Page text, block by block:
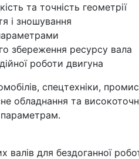
та точність геометрії
і зношування
збереження ресурсу вала
роботи двигуна
спецтехніки,
обладнання та
параметрам.
для бездоганної